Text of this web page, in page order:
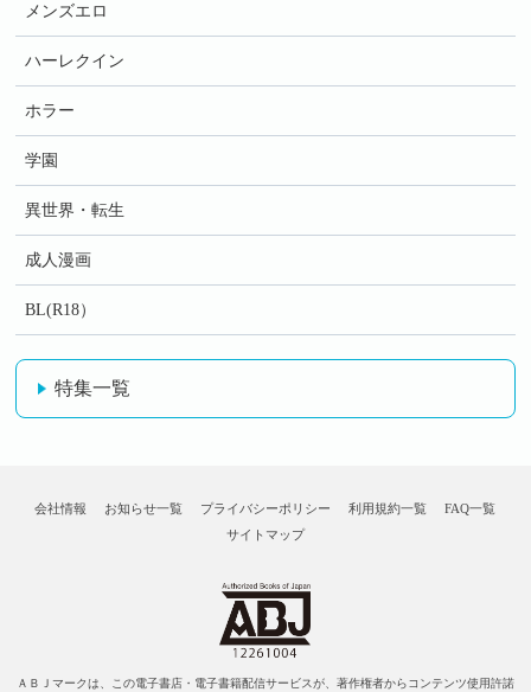
メンズエロ
ハーレクイン
ホラー
学園
異世界・転生
成人漫画
BL(R18）
特集一覧
会社情報 お知らせ一覧 プライバシーポリシー 利用規約一覧
FAQ一覧
サイトマップ
ＡＢＪマークは、この電子書店・電子書籍配信サービスが、著作権者からコンテンツ使用許諾